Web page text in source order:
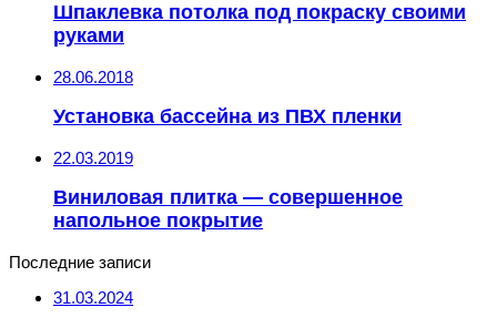
Шпаклевка потолка под покраску своими
руками
28.06.2018
Установка бассейна из ПВХ пленки
22.03.2019
Виниловая плитка — совершенное
напольное покрытие
Последние записи
31.03.2024